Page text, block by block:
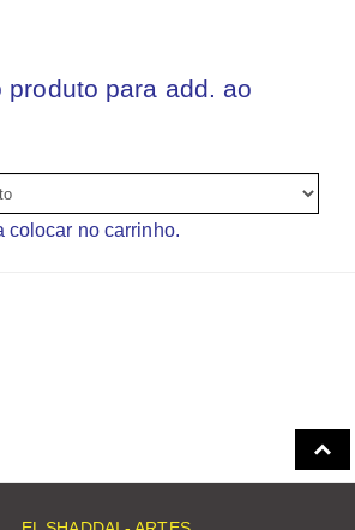
produto para add. ao
colocar no carrinho.